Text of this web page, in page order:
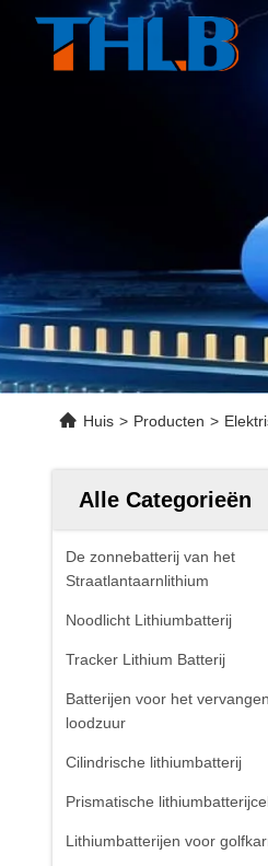
Huis > Producten >
Alle Categorieën
De zonnebatterij van het
Straatlantaarnlithium
Noodlicht Lithiumbatterij
Tracker Lithium Batterij
Batterijen voor het
loodzuur
Cilindrische lithiumbatterij
Prismatische
Lithiumbatterijen voor